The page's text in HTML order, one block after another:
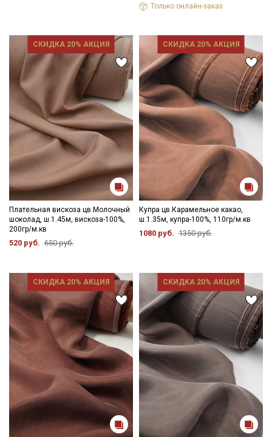
Только онлайн-заказ
СКИДКА 20% АКЦИЯ
Плательная вискоза цв.Молочный
шоколад, ш.1.45м, вискоза-100%,
200гр/м.кв
520 руб. 650 руб.
СКИДКА 20% АКЦИЯ
Купра цв.Карамельное какао,
ш.1.35м, купра-100%, 110гр/м.кв
1080 руб. 1350 руб.
СКИДКА 20% АКЦИЯ СКИДКА 20% АКЦИЯ